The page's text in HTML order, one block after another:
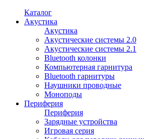
Каталог
Акустика
Акустика
Акустические системы 2.0
Акустические системы 2.1
Bluetooth колонки
Компьютерная гарнитура
Bluetooth гарнитуры
Наушники проводные
Моноподы
Периферия
Периферия
Зарядные устройства
Игровая серия